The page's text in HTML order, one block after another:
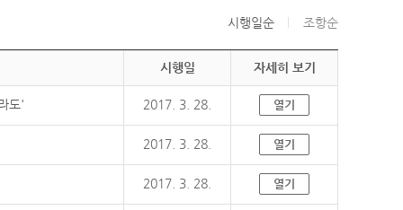
시행일순 조항순
시행일 자세히 보기
도' 2017. 3. 28. 열기
2017. 3. 28. 열기
2017. 3. 28. 열기